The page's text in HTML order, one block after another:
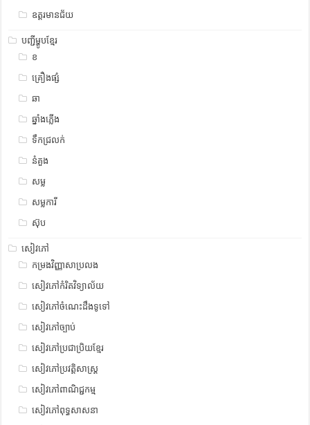
ឧត្ដរមានជ័យ
បញ្ជីម្ហូបខ្មែរ
ខ
គ្រឿងផ្សំ
ឆា
ឆ្នាំងភ្លើង
ទឹកជ្រលក់
នំគួង
សម្ល
សម្លការី
ស៊ុប
សៀវភៅ
កម្រងវិញ្ញាសាប្រលង
សៀវភៅកំរិតវិទ្យាល័យ
សៀវភៅចំណេះដឹងទូទៅ
សៀវភៅច្បាប់
សៀវភៅប្រជាប្រិយខ្មែរ
សៀវភៅប្រវត្តិសាស្រ្ត
សៀវភៅពាណិជ្ជកម្ម
សៀវភៅពុទ្ធសាសនា